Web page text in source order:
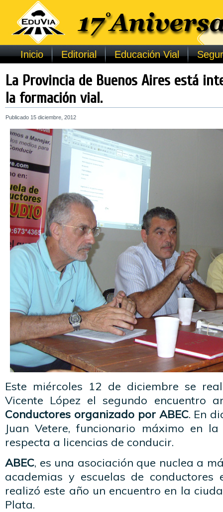
Inicio Editorial Educación Vial
La Provincia de Buenos Aires está
la formación vial.
Publicado 15 diciembre, 2012
Este miércoles 12 de diciembre se
Vicente López el segundo encuentro
Conductores organizado por ABEC. En
Juan Vetere, funcionario máximo en
respecta a licencias de conducir.
ABEC, es una asociación que nuclea a
academias y escuelas de
realizó este año un encuentro en la
Plata.